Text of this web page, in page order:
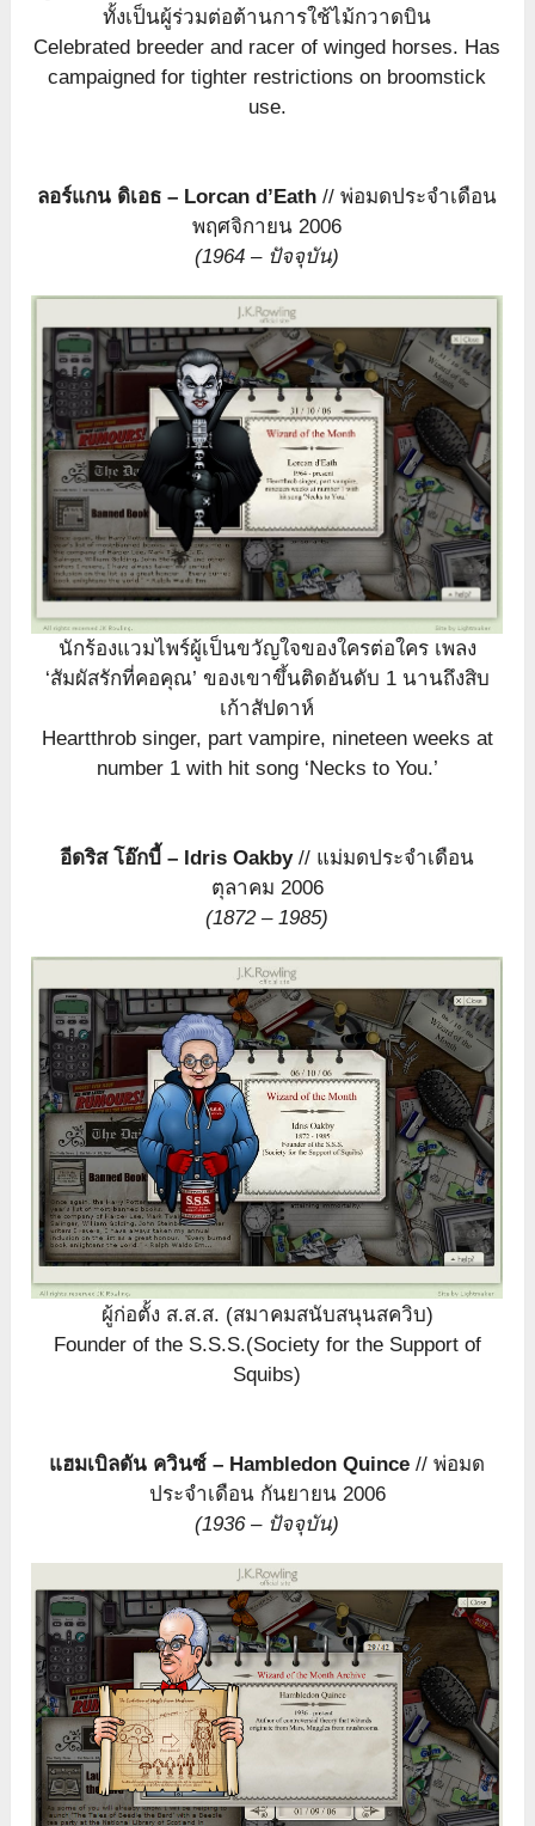
ทั้งเป็นผู้ร่วมต่อต้านการใช้ไม้กวาดบิน
Celebrated breeder and racer of winged horses. Has
campaigned for tighter restrictions on broomstick
use.
ลอร์แกน ดิเอธ – Lorcan d’Eath // พ่อมดประจำเดือน
พฤศจิกายน 2006
(1964 – ปัจจุบัน)
นักร้องแวมไพร์ผู้เป็นขวัญใจของใครต่อใคร เพลง
‘สัมผัสรักที่คอคุณ’ ของเขาขึ้นติดอันดับ 1 นานถึงสิบ
เก้าสัปดาห์
Heartthrob singer, part vampire, nineteen weeks at
number 1 with hit song ‘Necks to You.’
อีดริส โอ๊กบี้ – Idris Oakby// แม่มดประจำเดือน
ตุลาคม 2006
(1872 – 1985)
ผู้ก่อตั้ง ส.ส.ส. (สมาคมสนับสนุนสควิบ)
Founder of the S.S.S.(Society for the Support of
Squibs)
แฮมเบิลดัน ควินซ์ – Hambledon Quince // พ่อมด
ประจำเดือน กันยายน 2006
(1936 – ปัจจุบัน)